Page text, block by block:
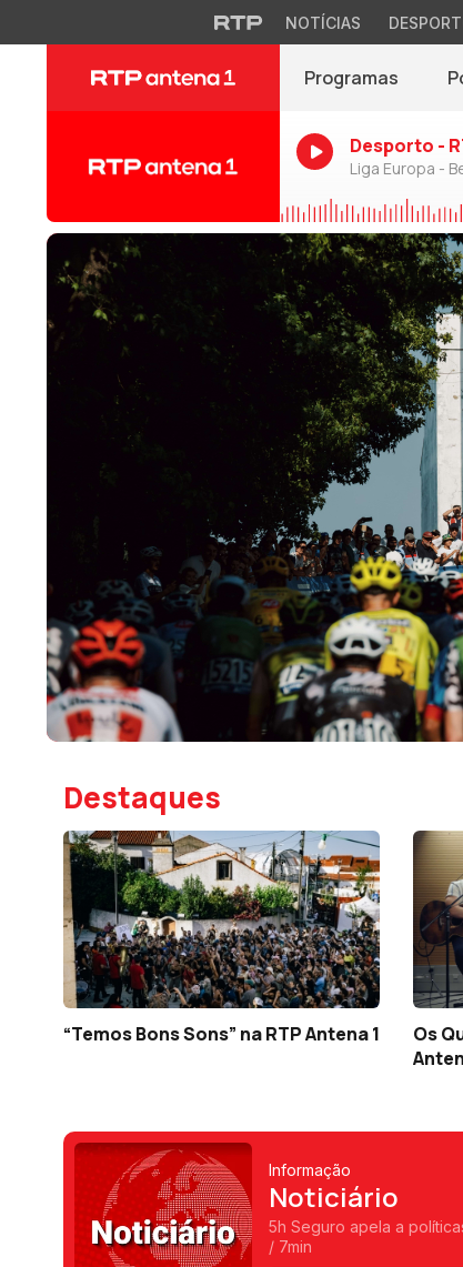
NOTÍCIAS
Programas
Desporto -
Liga Europa -
Destaques
“Temos Bons Sons” na RTP Antena 1
Os
Informação
Noticiário
5h Seguro apela a
/ 7min